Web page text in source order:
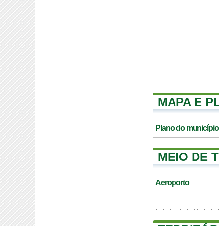
MAPA E
Plano do município
MEIO DE
Aeroporto